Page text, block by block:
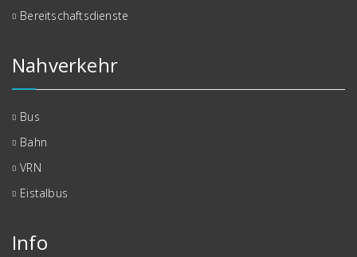
Bereitschaftsdienste
Nahverkehr
Bus
Bahn
VRN
Eistalbus
Info